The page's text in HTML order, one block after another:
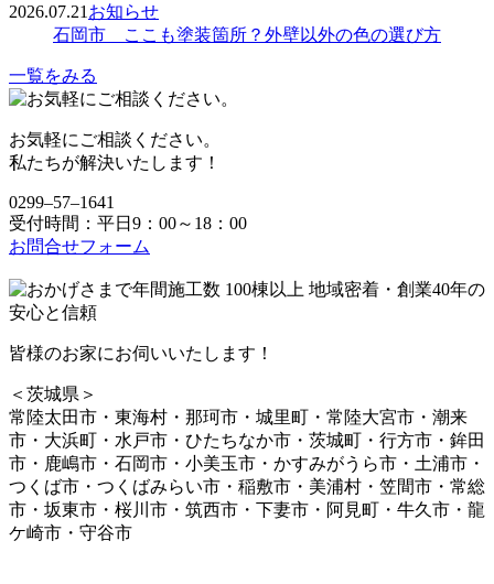
2026.07.21 お知らせ
石岡市 ここも塗装箇所？外壁以外の色の選び方
一覧をみる
お気軽にご相談ください。
私たちが解決いたします！
0299‒57‒1641
受付時間：平日9：00～18：00
お問合せフォーム
皆様のお家にお伺いいたします！
＜茨城県＞
常陸太田市・東海村・那珂市・城里町・常陸大宮市・潮来
市・大浜町・水戸市・ひたちなか市・茨城町・行方市・鉾田
市・鹿嶋市・石岡市・小美玉市・かすみがうら市・土浦市・
つくば市・つくばみらい市・稲敷市・美浦村・笠間市・常総
市・坂東市・桜川市・筑西市・下妻市・阿見町・牛久市・龍
ケ崎市・守谷市